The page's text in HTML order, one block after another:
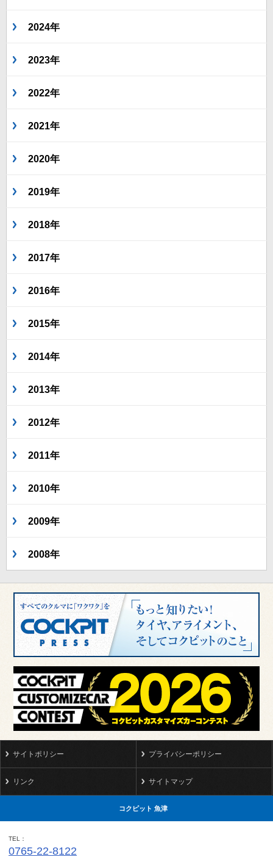
2024年
2023年
2022年
2021年
2020年
2019年
2018年
2017年
2016年
2015年
2014年
2013年
2012年
2011年
2010年
2009年
2008年
サイトポリシー プライバシーポリシー
リンク サイトマップ
コクピット 魚津
TEL
0765-22-8122